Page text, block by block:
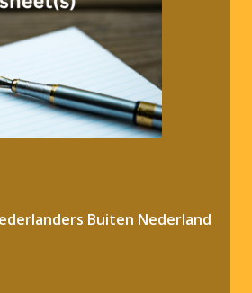
Buiten Nederland